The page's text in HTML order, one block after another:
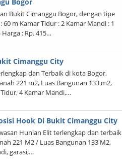
Bukit Cimanggu Bogor, dengan tipe
m Kamar Tidur : 2 Kamar Mandi : 1
: Rp. 415…
Cimanggu City
dan Terbaik di kota Bogor,
221 m2, Luas Bangunan 133 m2,
4 Kamar Mandi,…
Hook Di Bukit Cimanggu City
Hunian Elit terlengkap dan terbaik
221 M2 / Luas Bangunan 133 M2,
garasi,…